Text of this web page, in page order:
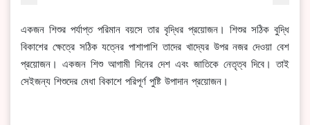
একজন শিশুর পর্যাপ্ত পরিমান বয়সে তার বৃদ্ধির প্রয়োজন। শিশুর সঠিক বুদ্ধি
বিকাশের ক্ষেত্রে সঠিক যত্নের পাশাপাশি তাদের খাদ্যের উপর নজর দেওয়া বেশ
প্রয়োজন। একজন শিশু আগামী দিনের দেশ এবং জাতিকে নেতৃত্ব দিবে। তাই
সেইজন্য শিশুদের মেধা বিকাশে পরিপূর্ণ পুষ্টি উপাদান প্রয়োজন।